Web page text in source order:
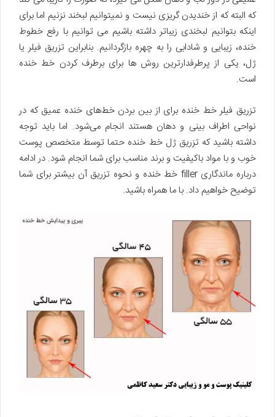
که البته که از خندیدن گریزی نیست و نمیتوانیم لبخند نزنیم اما برای
اینکه بتوانیم لبخندی زیباتر داشته باشیم می توانیم با رفع خطوط
خنده، زیبایی و شادابی را به چهره بازگردانیم. بنابراین تزریق فیلر یا
ژل، یکی از پرطرفدارترین روش ها برای برطرف کردن خط خنده
است.
تزریق فیلر خط خنده برای از بین بردن خط‌های خنده عمیق که در
نواحی اطراف بینی و دهان هستند انجام می‌شود. اما باید توجه
داشته باشید که تزریق ژل خط خنده حتما توسط متخصص پوست
خوب و با مواد باکیفیت و برند مناسب برای شما انجام شود. در ادامه
درباره ماندگاری filler خط خنده و نحوه تزریق آن بیشتر برای شما
توضیح خواهیم داد. با ما همراه باشید.